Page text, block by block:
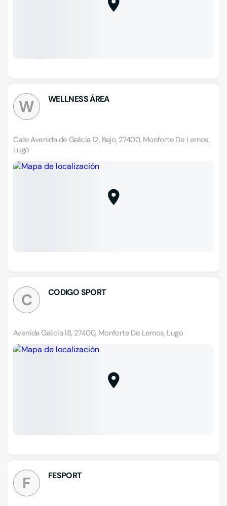
W WELLNESS ÁREA
Calle Avenida de Galicia 12, Bajo, 27400, Monforte De Lemos,
Lugo
C CODIGO SPORT
Avenida Galicia 18, 27400, Monforte De Lemos, Lugo
F FESPORT